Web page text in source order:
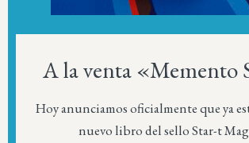
A la venta «Memento
Hoy anunciamos oficialmente que ya
nuevo libro del sello Star-t